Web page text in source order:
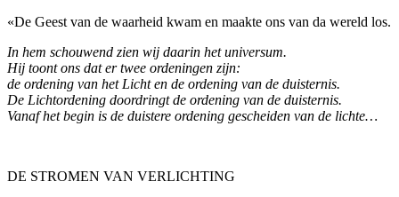
«De Geest van de waarheid kwam en maakte ons van da wereld los.
In hem schouwend zien wij daarin het universum.
Hij toont ons dat er twee ordeningen zijn:
de ordening van het Licht en de ordening van de duisternis.
De Lichtordening doordringt de ordening van de duisternis.
Vanaf het begin is de duistere ordening gescheiden van de lichte…
DE STROMEN VAN VERLICHTING